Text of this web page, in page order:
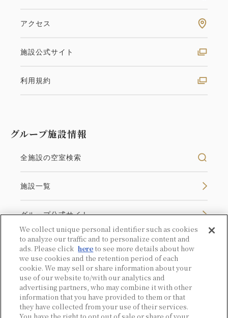
（スパークリングワイン、赤ワイン、白ワイン、生ビ
ル、ノンアルコールワイン、コーヒー、紅茶、ソフト
＜プレートサービス＞
・イブニング 18：00～21：00
※食材の都合により、メニュー内容は予告なく変更す
※小学生以下のお子様およびご宿泊以外のお客様はご
～19階～21階 インペリアルフロア～
□■□インペリアルフロアでしか体験できない「おも
てなしの心」によるサービス・客室内容□■□
・ 2階メインロビーの「コンシェルジュデスク」でチ
ェックイン
・新聞2紙 無料
アクセス
施設公式サイト
利用規約
グループ施設情報
全施設の空室検索
施設一覧
グループ公式サイト
法人ログイン
キャンペーンログイン
We collect unique personal identifier such as cookies
to analyze our traffic and to personalize content and
ads. Please click hereto see more details about how
we use cookies and the retention period of each
cookie. We may sell or share information about your
use of our website to/with our analytics and
advertising partners, who may combine it with other
information that you have provided to them or that
they have collected from your use of their services.